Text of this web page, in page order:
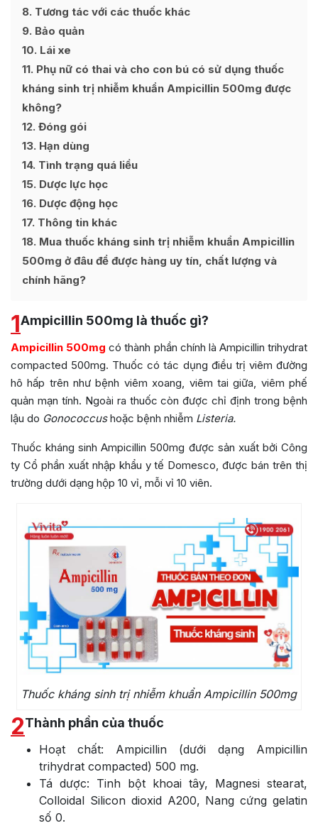
8 Tương tác với các thuốc khác
9 Bảo quản
10 Lái xe
11 Phụ nữ có thai và cho con bú có sử dụng thuốc
kháng sinh trị nhiễm khuẩn Ampicillin 500mg được
không?
12 Đóng gói
13 Hạn dùng
14 Tình trạng quá liều
15 Dược lực học
16 Dược động học
17 Thông tin khác
18 Mua thuốc kháng sinh trị nhiễm khuẩn Ampicillin
500mg ở đâu để được hàng uy tín, chất lượng và
chính hãng?
1Ampicillin 500mg là thuốc gì?
Ampicillin 500mg có thành phần chính là Ampicillin trihydrat
compacted 500mg. Thuốc có tác dụng điều trị viêm đường
hô hấp trên như bệnh viêm xoang, viêm tai giữa, viêm phế
quản mạn tính. Ngoài ra thuốc còn được chỉ định trong bệnh
lậu do Gonococcushoặc bệnh nhiễm Listeria.
Thuốc kháng sinh Ampicillin 500mg được sản xuất bởi Công
ty Cổ phần xuất nhập khẩu y tế Domesco, được bán trên thị
trường dưới dạng hộp 10 vỉ, mỗi vỉ 10 viên.
Thuốc kháng sinh trị nhiễm khuẩn Ampicillin 500mg
2Thành phần của thuốc
Hoạt chất: Ampicillin (dưới dạng Ampicillin
trihydrat compacted) 500 mg.
Tá dược: Tinh bột khoai tây, Magnesi stearat,
Colloidal Silicon dioxid A200, Nang cứng gelatin
số 0.